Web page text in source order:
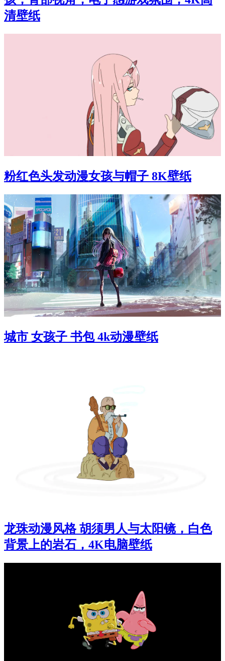
清壁纸
粉红色头发动漫女孩与帽子 8K壁纸
城市 女孩子 书包 4k动漫壁纸
龙珠动漫风格 胡须男人与太阳镜，白色
背景上的岩石，4K电脑壁纸